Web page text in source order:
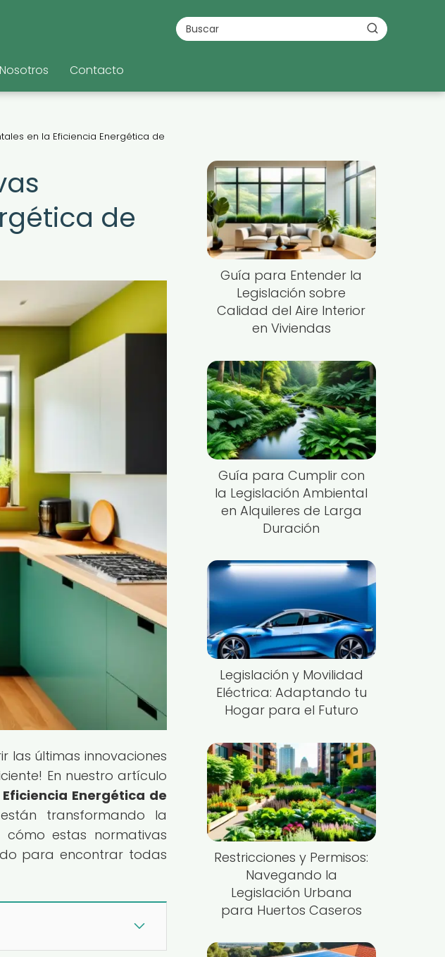
Contacto
en la Eficiencia Energética de
de
las últimas innovaciones
En nuestro artículo
Energética de
transformando la
cómo estas normativas
para encontrar todas
Guía para Entender la
Legislación sobre
Calidad del Aire Interior
en Viviendas
Guía para Cumplir con
la Legislación Ambiental
en Alquileres de Larga
Duración
Legislación y Movilidad
Eléctrica: Adaptando tu
Hogar para el Futuro
Restricciones y Permisos:
Navegando la
Legislación Urbana
para Huertos Caseros